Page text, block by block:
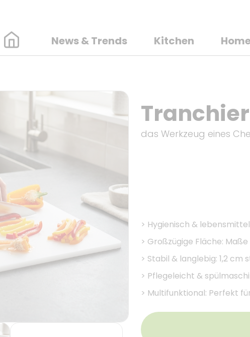
News & Trends Kitchen
das Werkzeug eines
> Hygienisch &
> Großzügige Fläche:
> Stabil & langlebig: 1,2
> Pflegeleicht &
> Multifunktional: Perfekt